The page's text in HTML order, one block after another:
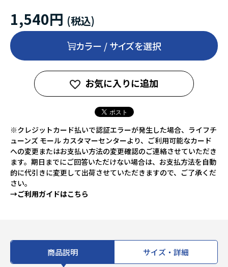
1,540円
カラー / サイズを選択
お気に入りに追加
※クレジットカード払いで認証エラーが発生した場合、ライフチ
ューンズ モール カスタマーセンターより、ご利用可能なカード
への変更またはお支払い方法の変更確認のご連絡させていただき
ます。期日までにご回答いただけない場合は、お支払方法を自動
的に代引きに変更して出荷させていただきますので、ご了承くだ
さい。
→ご利用ガイドはこちら
商品説明 サイズ・詳細